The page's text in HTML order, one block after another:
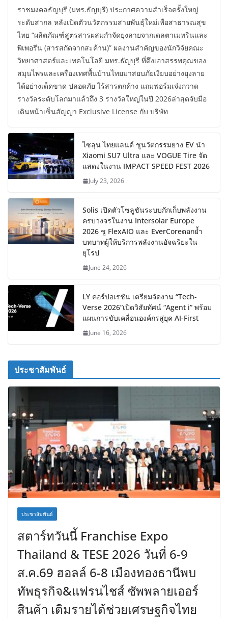
ราชมงคลธัญบุรี (มทร.ธัญบุรี) ประกาศความสำเร็จครั้งใหญ่
ระดับสากล หลังเปิดตัวนวัตกรรมสายพันธุ์ใหม่เพื่อสาธารณสุข
ไทย “ผลิตภัณฑ์สูตรสารผสมกำจัดยุงลายจากเดลตาเมทรินและ
พิเพอรีน (สารสกัดจากสะค้าน)” ผลงานสำคัญของนักวิจัยคณะ
วิทยาศาสตร์และเทคโนโลยี มทร.ธัญบุรี ที่ดึงเอาสรรพคุณของ
สมุนไพรและเครื่องเทศพื้นบ้านไทยมาสยบภัยเงียบอย่างยุงลาย
ได้อย่างเด็ดขาด ปลอดภัย ไร้สารตกค้าง แถมฟอร์มเจ๋งกวาด
รางวัลระดับโลกมาแล้วถึง 3 รางวัลใหญ่ในปี 2026ล่าสุดจับมือ
เดินหน้าเซ็นสัญญา Exclusive License กับ บริษัท
ไซลุน ไทยแลนด์ ชูนวัตกรรมยาง EV นำ
Xiaomi SU7 Ultra และ VOGUE Tire จัด
แสดงในงาน IMPACT SPEED FEST 2026
July 23, 2026
Solis เปิดตัวโซลูชันระบบกักเก็บพลังงาน
ครบวงจรในงาน Intersolar Europe
2026 ชู FlexAIO และ EverCoreตอกย้ำ
บทบาทผู้ให้บริการพลังงานอัจฉริยะใน
ยุโรป
June 24, 2026
LY คอร์ปอเรชัน เตรียมจัดงาน “Tech-
Verse 2026”เปิดวิสัยทัศน์ “Agent i” พร้อม
แผนการขับเคลื่อนองค์กรสู่ยุค AI-First
June 16, 2026
ประชาสัมพันธ์
ประชาสัมพันธ์
สตาร์ทวันนี้ Franchise Expo
Thailand & TESE 2026 วันที่ 6-9
ส.ค.69 ฮอลล์ 6-8 เมืองทองธานีพบ
ทัพธุรกิจ&แฟรนไชส์ ซัพพลายเออร์
สินค้า เติมรายได้ช่วยเศรษฐกิจไทย